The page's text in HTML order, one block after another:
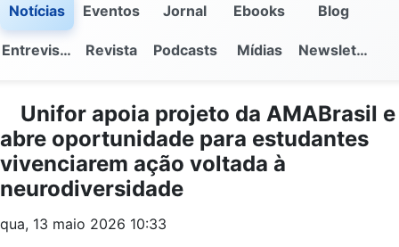
Notícias Eventos Jornal Ebooks Blog
Entrevistas Revista Podcasts Mídias Newsletter
Unifor apoia projeto da AMABrasil e
abre oportunidade para estudantes
vivenciarem ação voltada à
neurodiversidade
qua, 13 maio 2026 10:33